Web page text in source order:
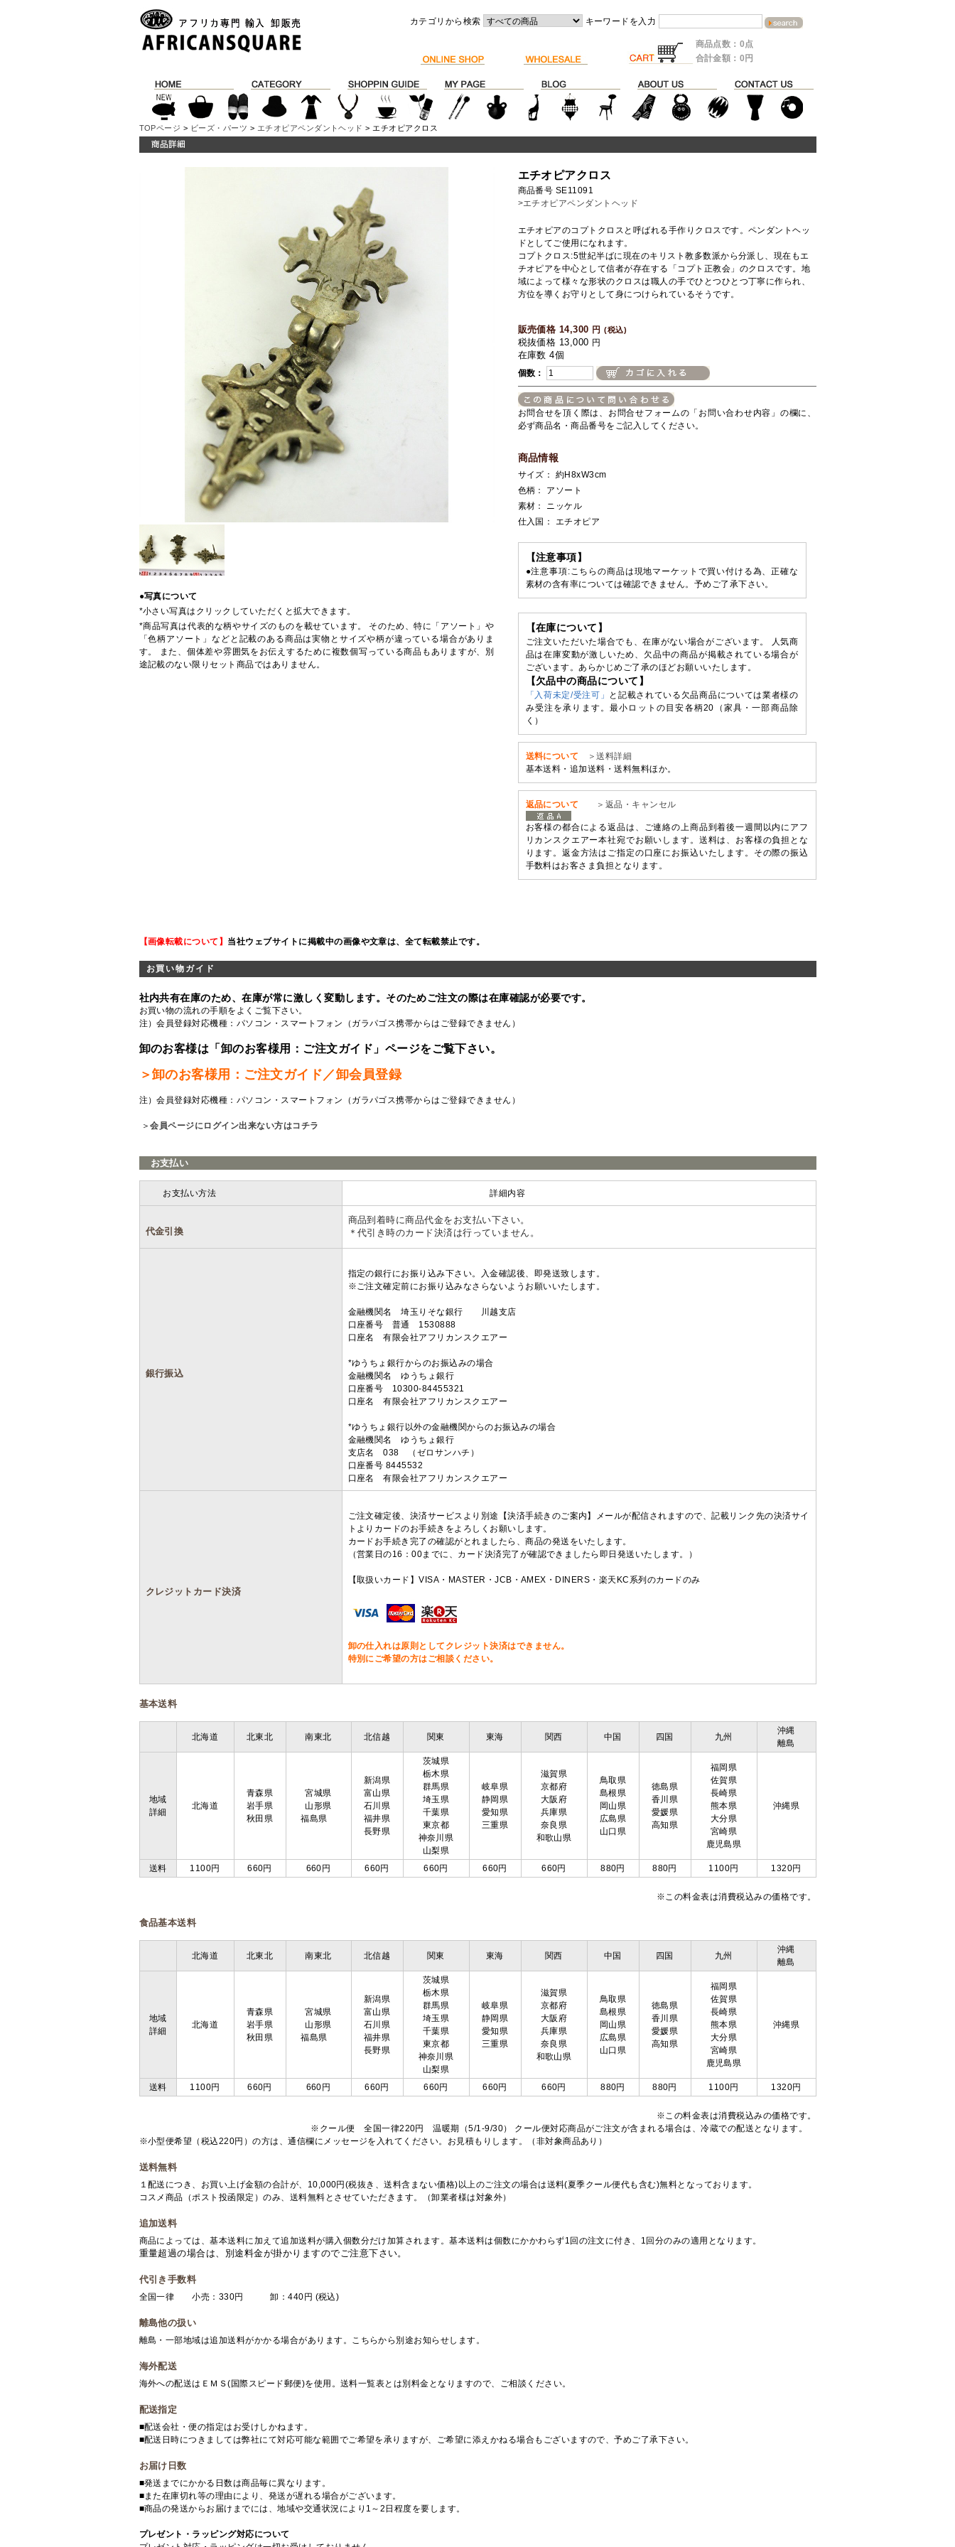
カテゴリから検索 キーワードを入力
商品点数：0点
合計金額：0円
TOPページ > ビーズ・パーツ > エチオピアペンダントヘッド > エチオピアクロス
●写真について
*小さい写真はクリックしていただくと拡大できます。
*商品写真は代表的な柄やサイズのものを載せています。 そのため、特に「アソート」や
「色柄アソート」などと記載のある商品は実物とサイズや柄が違っている場合がありま
す。 また、個体差や雰囲気をお伝えするために複数個写っている商品もありますが、別
途記載のない限りセット商品ではありません。
エチオピアクロス
商品番号 SE11091
>エチオピアペンダントヘッド
エチオピアのコプトクロスと呼ばれる手作りクロスです。ペンダントヘッ
ドとしてご使用になれます。
コプトクロス:5世紀半ばに現在のキリスト教多数派から分派し、現在もエ
チオピアを中心として信者が存在する「コプト正教会」のクロスです。地
域によって様々な形状のクロスは職人の手でひとつひとつ丁寧に作られ、
方位を導くお守りとして身につけられているそうです。
販売価格 14,300 円 (税込)
税抜価格 13,000 円
在庫数 4個
個数：
お問合せを頂く際は、お問合せフォームの「お問い合わせ内容」の欄に、
必ず商品名・商品番号をご記入してください。
商品情報
サイズ： 約H8xW3cm
色柄： アソート
素材： ニッケル
仕入国： エチオピア
【注意事項】
●注意事項:こちらの商品は現地マーケットで買い付ける為、正確な
素材の含有率については確認できません。予めご了承下さい。
【在庫について】
ご注文いただいた場合でも、在庫がない場合がございます。 人気商
品は在庫変動が激しいため、欠品中の商品が掲載されている場合が
ございます。あらかじめご了承のほどお願いいたします。
【欠品中の商品について】
「入荷未定/受注可」
と記載されている欠品商品については業者様の
み受注を承ります。最小ロットの目安各柄20（家具・一部商品除
く）
送料について
＞送料詳細
基本送料・追加送料・送料無料ほか。
返品について ＞返品・キャンセル
お客様の都合による返品は、ご連絡の上商品到着後一週間以内にアフ
リカンスクエアー本社宛でお願いします。送料は、お客様の負担とな
ります。返金方法はご指定の口座にお振込いたします。その際の振込
手数料はお客さま負担となります。
【画像転載について】 当社ウェブサイトに掲載中の画像や文章は、全て転載禁止です。
お買い物ガイド
社内共有在庫のため、在庫が常に激しく変動します。そのためご注文の際は在庫確認が必要です。
お買い物の流れの手順をよくご覧下さい。
注）会員登録対応機種：パソコン・スマートフォン（ガラパゴス携帯からはご登録できません）
卸のお客様は「卸のお客様用：ご注文ガイド」ページをご覧下さい。
＞卸のお客様用：ご注文ガイド／卸会員登録
注）会員登録対応機種：パソコン・スマートフォン（ガラパゴス携帯からはご登録できません）
＞会員ページにログイン出来ない方はコチラ
お支払い
お支払い方法 詳細内容
代金引換
商品到着時に商品代金をお支払い下さい。
＊代引き時のカード決済は行っていません。
銀行振込
指定の銀行にお振り込み下さい。入金確認後、即発送致します。
※ご注文確定前にお振り込みなさらないようお願いいたします。
金融機関名 埼玉りそな銀行 川越支店
口座番号 普通 1530888
口座名 有限会社アフリカンスクエアー
*ゆうちょ銀行からのお振込みの場合
金融機関名 ゆうちょ銀行
口座番号 10300-84455321
口座名 有限会社アフリカンスクエアー
*ゆうちょ銀行以外の金融機関からのお振込みの場合
金融機関名 ゆうちょ銀行
支店名 038 （ゼロサンハチ）
口座番号 8445532
口座名 有限会社アフリカンスクエアー
クレジットカード決済
ご注文確定後、決済サービスより別途【決済手続きのご案内】メールが配信されますので、記載リンク先の決済サイ
トよりカードのお手続きをよろしくお願いします。
カードお手続き完了の確認がとれましたら、商品の発送をいたします。
（営業日の16：00までに、カード決済完了が確認できましたら即日発送いたします。）
【取扱いカード】VISA・MASTER・JCB・AMEX・DINERS・楽天KC系列のカードのみ
卸の仕入れは原則としてクレジット決済はできません。
特別にご希望の方はご相談ください。
基本送料
北海道 北東北 南東北 北信越 関東 東海 関西 中国 四国 九州
沖縄
離島
地域
詳細
北海道
青森県
岩手県
秋田県
宮城県
山形県
福島県
新潟県
富山県
石川県
福井県
長野県
茨城県
栃木県
群馬県
埼玉県
千葉県
東京都
神奈川県
山梨県
岐阜県
静岡県
愛知県
三重県
滋賀県
京都府
大阪府
兵庫県
奈良県
和歌山県
鳥取県
島根県
岡山県
広島県
山口県
徳島県
香川県
愛媛県
高知県
福岡県
佐賀県
長崎県
熊本県
大分県
宮崎県
鹿児島県
沖縄県
送料 1100円 660円 660円 660円 660円 660円 660円 880円 880円 1100円 1320円
※この料金表は消費税込みの価格です。
食品基本送料
北海道 北東北 南東北 北信越 関東 東海 関西 中国 四国 九州
沖縄
離島
地域
詳細
北海道
青森県
岩手県
秋田県
宮城県
山形県
福島県
新潟県
富山県
石川県
福井県
長野県
茨城県
栃木県
群馬県
埼玉県
千葉県
東京都
神奈川県
山梨県
岐阜県
静岡県
愛知県
三重県
滋賀県
京都府
大阪府
兵庫県
奈良県
和歌山県
鳥取県
島根県
岡山県
広島県
山口県
徳島県
香川県
愛媛県
高知県
福岡県
佐賀県
長崎県
熊本県
大分県
宮崎県
鹿児島県
沖縄県
送料 1100円 660円 660円 660円 660円 660円 660円 880円 880円 1100円 1320円
※この料金表は消費税込みの価格です。
※クール便 全国一律220円 温暖期（5/1-9/30） クール便対応商品がご注文が含まれる場合は、冷蔵での配送となります。
※小型便希望（税込220円）の方は、通信欄にメッセージを入れてください。お見積もりします。（非対象商品あり）
送料無料
１配送につき、お買い上げ金額の合計が、10,000円(税抜き、送料含まない価格)以上のご注文の場合は送料(夏季クール便代も含む)無料となっております。
コスメ商品（ポスト投函限定）のみ、送料無料とさせていただきます。（卸業者様は対象外）
追加送料
商品によっては、基本送料に加えて追加送料が購入個数分だけ加算されます。基本送料は個数にかかわらず1回の注文に付き、1回分のみの適用となります。
重量超過の場合は、別途料金が掛かりますのでご注意下さい。
代引き手数料
全国一律 小売：330円 卸：440円 (税込)
離島他の扱い
離島・一部地域は追加送料がかかる場合があります。こちらから別途お知らせします。
海外配送
海外への配送はＥＭＳ(国際スピード郵便)を使用。送料一覧表とは別料金となりますので、ご相談ください。
配送指定
■配送会社・便の指定はお受けしかねます。
■配送日時につきましては弊社にて対応可能な範囲でご希望を承りますが、ご希望に添えかねる場合もございますので、予めご了承下さい。
お届け日数
■発送までにかかる日数は商品毎に異なります。
■また在庫切れ等の理由により、発送が遅れる場合がございます。
■商品の発送からお届けまでには、地域や交通状況により1～2日程度を要します。
プレゼント・ラッピング対応について